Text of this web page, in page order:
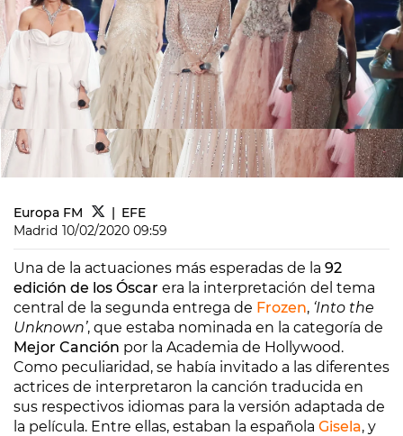
Europa FM
EFE
Madrid 10/02/2020 09:59
Una de la actuaciones más esperadas de la 92
edición de los Óscar era la interpretación del tema
central de la segunda entrega de Frozen, ‘Into the
Unknown’, que estaba nominada en la categoría de
Mejor Canción por la Academia de Hollywood.
Como peculiaridad, se había invitado a las diferentes
actrices de interpretaron la canción traducida en
sus respectivos idiomas para la versión adaptada de
la película. Entre ellas, estaban la española Gisela, y